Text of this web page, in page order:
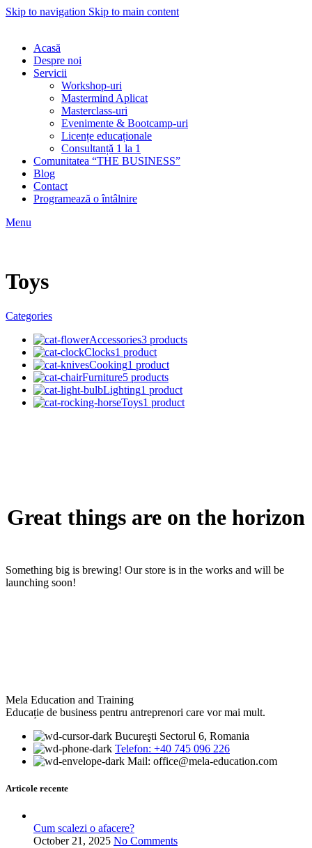
Skip to navigation Skip to main content
Acasă
Despre noi
Servicii
Workshop-uri
Mastermind Aplicat
Masterclass-uri
Evenimente & Bootcamp-uri
Licențe educaționale
Consultanță 1 la 1
Comunitatea “THE BUSINESS”
Blog
Contact
Programează o întâlnire
Menu
Toys
Categories
Accessories3 products
Clocks1 product
Cooking1 product
Furniture5 products
Lighting1 product
Toys1 product
Great things are on the horizon
Something big is brewing! Our store is in the works and will be
launching soon!
Mela Education and Training
Educație de business pentru antreprenori care vor mai mult.
Bucureşti Sectorul 6, Romania
Telefon: +40 745 096 226‬
Mail: office@mela-education.com
Articole recente
Cum scalezi o afacere?
October 21, 2025 No Comments